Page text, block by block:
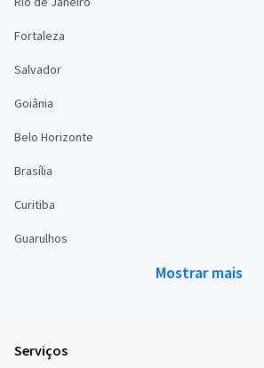
Fortaleza
Salvador
Goiânia
Belo Horizonte
Brasília
Curitiba
Guarulhos
Mostrar mais
Serviços